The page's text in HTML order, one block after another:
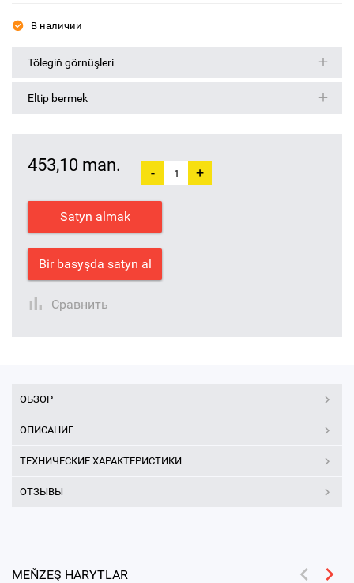
В наличии
Tölegiň görnüşleri
Eltip bermek
453,10 man. - +
Satyn almak
Bir basyşda satyn al
Сравнить
ОБЗОР
ОПИСАНИЕ
ТЕХНИЧЕСКИЕ ХАРАКТЕРИСТИКИ
ОТЗЫВЫ
MEŇZEŞ HARYTLAR